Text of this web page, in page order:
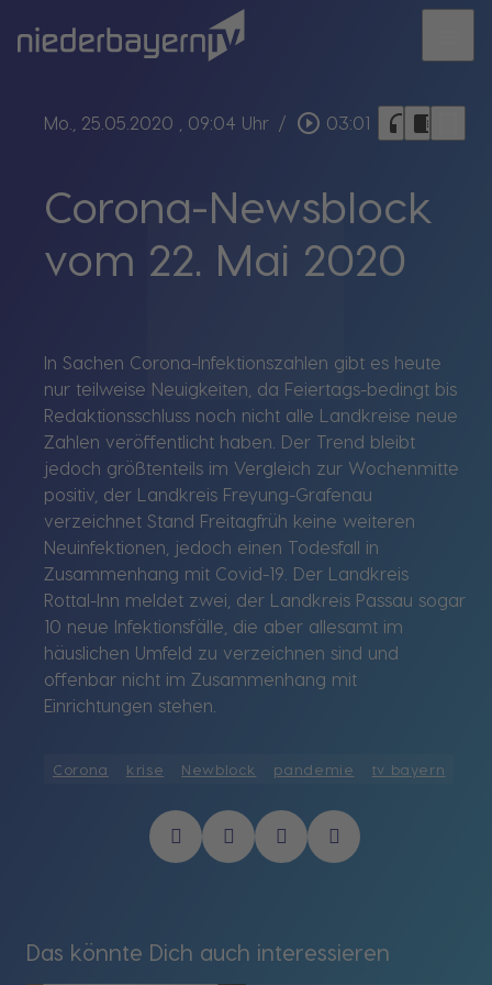
Mo., 25.05.2020 , 09:04 Uhr / play_circle_outline 03:01 headphones chrome_reader_mode
Corona-Newsblock
vom 22. Mai 2020
In Sachen Corona-Infektionszahlen gibt es heute
nur teilweise Neuigkeiten, da Feiertags-bedingt bis
Redaktionsschluss noch nicht alle Landkreise neue
Zahlen veröffentlicht haben. Der Trend bleibt
jedoch größtenteils im Vergleich zur Wochenmitte
positiv, der Landkreis Freyung-Grafenau
verzeichnet Stand Freitagfrüh keine weiteren
Neuinfektionen, jedoch einen Todesfall in
Zusammenhang mit Covid-19. Der Landkreis
Rottal-Inn meldet zwei, der Landkreis Passau sogar
10 neue Infektionsfälle, die aber allesamt im
häuslichen Umfeld zu verzeichnen sind und
offenbar nicht im Zusammenhang mit
Einrichtungen stehen.
Corona krise Newblock pandemie tv bayern
Das könnte Dich auch interessieren